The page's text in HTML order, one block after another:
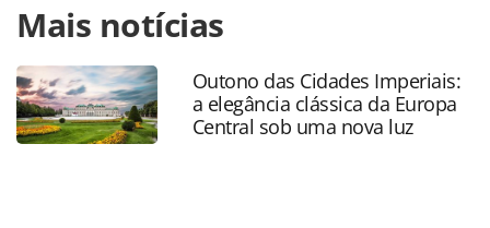
https://www.panrotas.com.br/mercado/feiras/2025/07/
fotos-do-primeiro-dia-da-expo-turismo-goias-que-
acontece-em-goiania_219191.html ou as ferramentas
oferecidas na página. Todo o conteúdo produzido pela
PANROTAS Editora é protegido pela legislação brasileira
sobre direito autoral. Não reproduza o conteúdo sem
Mais notícias
Outono das Cidades Imperiais:
a elegância clássica da Europa
Central sob uma nova luz